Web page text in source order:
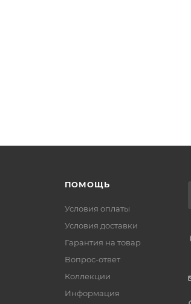
ПОМОЩЬ
Условия оплаты
Условия доставки
Гарантия на товар
Вопрос-ответ
Коллекции
Информация